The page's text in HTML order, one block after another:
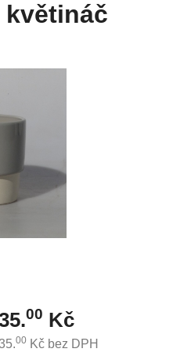
květináč
00 Kč
00 Kč bez DPH